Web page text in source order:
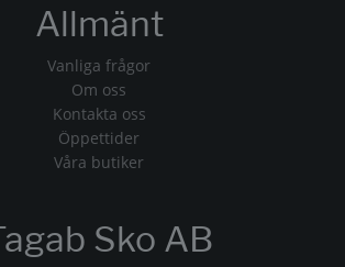
Allmänt
Vanliga frågor
Om oss
Kontakta oss
Öppettider
Våra butiker
Sko AB